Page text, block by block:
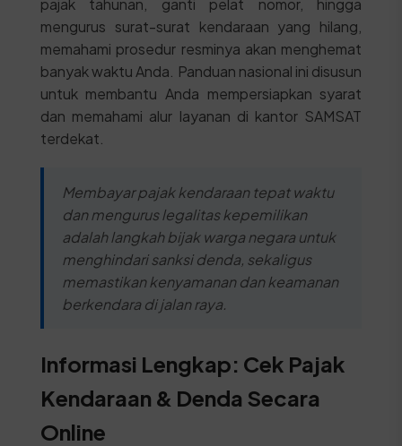
pajak tahunan, ganti pelat nomor, hingga
mengurus surat-surat kendaraan yang hilang,
memahami prosedur resminya akan menghemat
banyak waktu Anda. Panduan nasional ini disusun
untuk membantu Anda mempersiapkan syarat
dan memahami alur layanan di kantor SAMSAT
terdekat.
Membayar pajak kendaraan tepat waktu
dan mengurus legalitas kepemilikan
adalah langkah bijak warga negara untuk
menghindari sanksi denda, sekaligus
memastikan kenyamanan dan keamanan
berkendara di jalan raya.
Informasi Lengkap: Cek Pajak
Kendaraan & Denda Secara
Online